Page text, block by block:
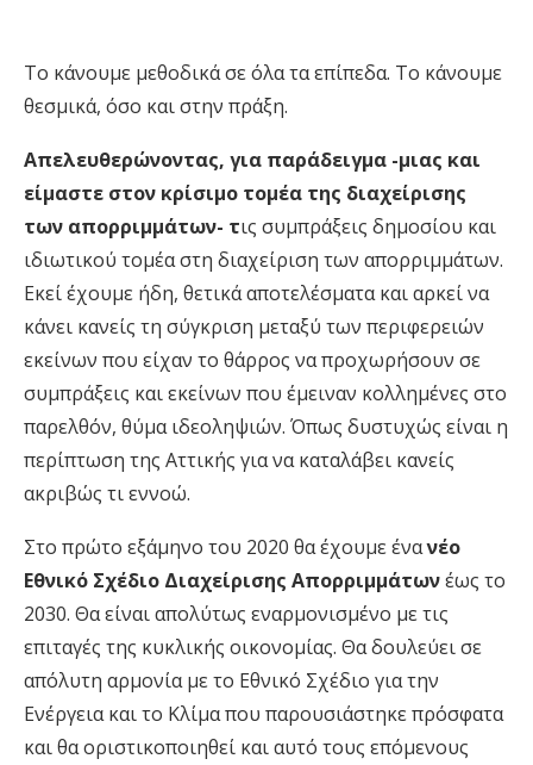
Το κάνουμε μεθοδικά σε όλα τα επίπεδα. Το κάνουμε
θεσμικά, όσο και στην πράξη.
Απελευθερώνοντας, για παράδειγμα -μιας και
είμαστε στον κρίσιμο τομέα της διαχείρισης
των απορριμμάτων- τις συμπράξεις δημοσίου και
ιδιωτικού τομέα στη διαχείριση των απορριμμάτων.
Εκεί έχουμε ήδη, θετικά αποτελέσματα και αρκεί να
κάνει κανείς τη σύγκριση μεταξύ των περιφερειών
εκείνων που είχαν το θάρρος να προχωρήσουν σε
συμπράξεις και εκείνων που έμειναν κολλημένες στο
παρελθόν, θύμα ιδεοληψιών. Όπως δυστυχώς είναι η
περίπτωση της Αττικής για να καταλάβει κανείς
ακριβώς τι εννοώ.
Στο πρώτο εξάμηνο του 2020 θα έχουμε ένανέο
Εθνικό Σχέδιο Διαχείρισης Απορριμμάτωνέως το
2030. Θα είναι απολύτως εναρμονισμένο με τις
επιταγές της κυκλικής οικονομίας. Θα δουλεύει σε
απόλυτη αρμονία με το Εθνικό Σχέδιο για την
Ενέργεια και το Κλίμα που παρουσιάστηκε πρόσφατα
και θα οριστικοποιηθεί και αυτό τους επόμενους